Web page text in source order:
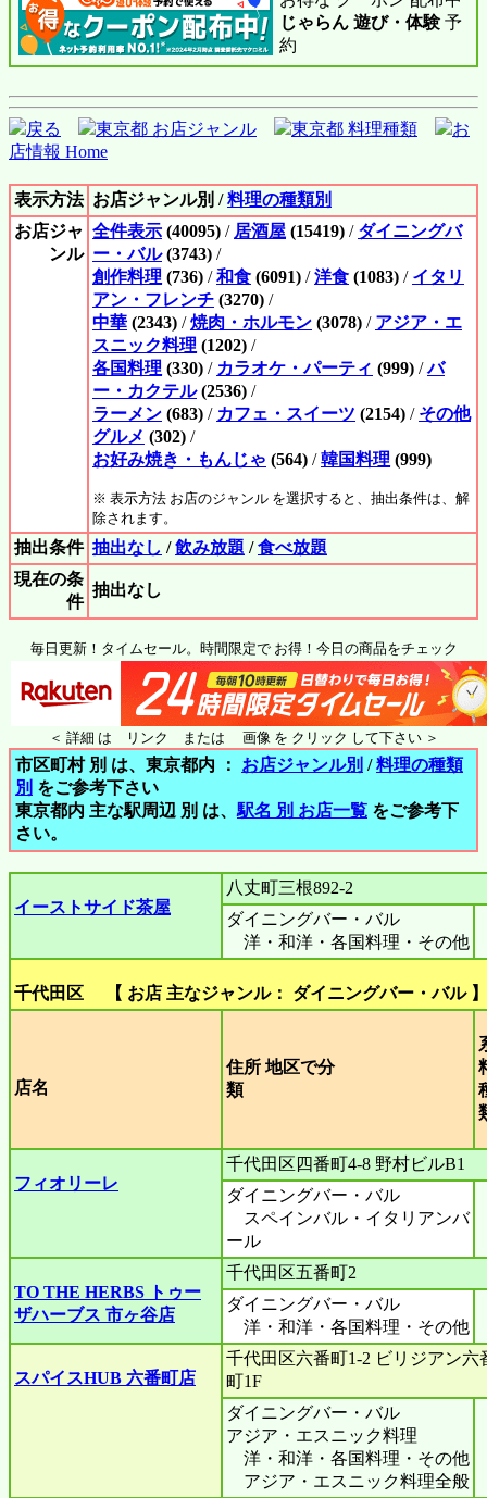
じゃらん 遊び・体験予
約
戻る 東京都 お店ジャンル 東京都 料理種類
お
店情報 Home
表示方法 お店ジャンル別 /料理の種類別
お店ジャ
ンル
全件表示 (40095) / 居酒屋 (15419) / ダイニングバ
ー・バル(3743) /
創作料理 (736) /和食 (6091) /洋食 (1083) / イタリ
アン・フレンチ (3270) /
中華 (2343) /焼肉・ホルモン (3078) / アジア・エ
スニック料理 (1202) /
各国料理 (330) / カラオケ・パーティ (999) /バ
ー・カクテル(2536) /
ラーメン (683) / カフェ・スイーツ (2154) / その他
グルメ (302) /
お好み焼き・もんじゃ (564) /韓国料理 (999)
※ 表示方法 お店のジャンル を選択すると、抽出条件は、解
除されます。
抽出条件 抽出なし /飲み放題 /食べ放題
現在の条
件
抽出なし
毎日更新！タイムセール。時間限定で お得！今日の商品をチェック
＜ 詳細 は リンク または 画像 を クリック して下さい ＞
市区町村 別 は、東京都内 ： お店ジャンル別 /料理の種類
別 をご参考下さい
東京都内 主な駅周辺 別 は、駅名 別 お店一覧 をご参考下
さい。
イーストサイド茶屋
八丈町三根892-2
ダイニングバー・バル
洋・和洋・各国料理・その他
千代田区 【 お店 主なジャンル： ダイニングバー・バル 】
店名
住所 地区で分
類
フィオリーレ
千代田区四番町4-8 野村ビルB1
ダイニングバー・バル
スペインバル・イタリアンバ
ール
TO THE HERBS トゥー
ザハーブス 市ヶ谷店
千代田区五番町2
ダイニングバー・バル
洋・和洋・各国料理・その他
スパイスHUB 六番町店
千代田区六番町1-2 ビリジアン六
町1F
ダイニングバー・バル
アジア・エスニック料理
洋・和洋・各国料理・その他
アジア・エスニック料理全般